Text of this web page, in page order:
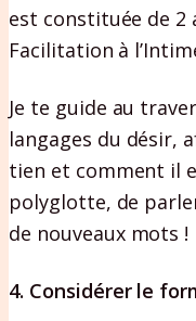
est constituée de 2
Facilitation à
Je te guide au
langages du désir,
tien et comment il
polyglotte, de
de nouveaux mots !
4. Considérer le